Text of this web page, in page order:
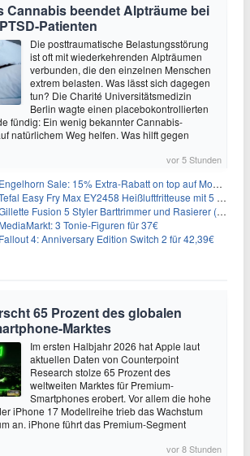
Cannabis beendet Alpträume bei
Patienten
Die posttraumatische Belastungsstörung
ist oft mit wiederkehrenden Alpträumen
verbunden, die den einzelnen Menschen
extrem belasten. Was lässt sich dagegen
tun? Die Charité Universitätsmedizin
Berlin wagte einen placebokontrollierten
fündig: Ein wenig bekannter Cannabis-
natürlichem Weg helfen. Was hilft gegen
vor 5 Stunden
Engelhorn Sale: 15% Extra-Rabatt on top auf Mode- und Sport-Artikel
Easy Fry Max EY2458 Heißluftfritteuse mit 5 Litern für 64,99€
Fusion 5 Styler Barttrimmer und Rasierer (All in One) für 16€
MediaMarkt: 3 Tonie-Figuren für 37€
Fallout 4: Anniversary Edition Switch 2 für 42,39€
65 Prozent des globalen
Marktes
Im ersten Halbjahr 2026 hat Apple laut
aktuellen Daten von Counterpoint
Research stolze 65 Prozent des
weltweiten Marktes für Premium-
Smartphones erobert. Vor allem die hohe
iPhone 17 Modellreihe trieb das Wachstum
an. iPhone führt das Premium-Segment
vor 8 Stunden